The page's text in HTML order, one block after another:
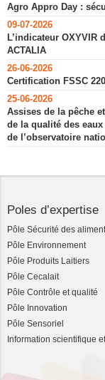
Agro Appro Day :
09-07-2026
L’indicateur
ACTALIA
26-06-2026
Certification FSSC
25-06-2026
Assises de la pêche
de la qualité des
de l’observatoire
Poles d’expertise
Pôle Sécurité des
Pôle Environnement
Pôle Produits Laitiers
Pôle Cecalait
Pôle Contrôle et qualité
Pôle Innovation
Pôle Sensoriel
Information scientifique